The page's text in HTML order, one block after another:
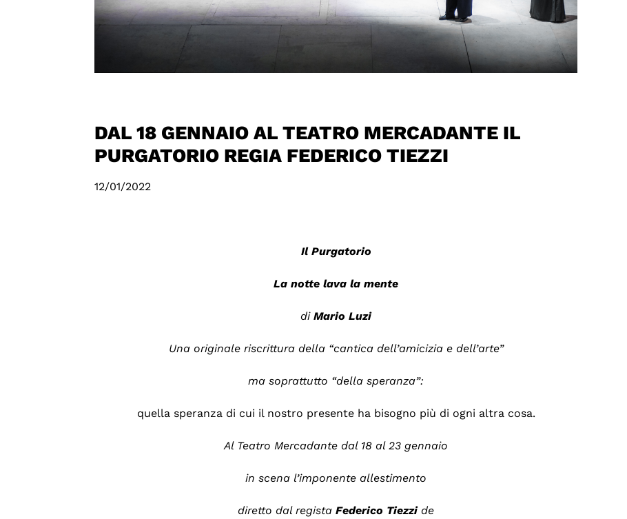
DAL 18 GENNAIO AL TEATRO MERCADANTE IL
PURGATORIO REGIA FEDERICO TIEZZI
12/01/2022
Il Purgatorio
La notte lava la mente
diMario Luzi
Una originale riscrittura della “cantica dell’amicizia e dell’arte”
ma soprattutto “della speranza”:
quella speranza di cui il nostro presente ha bisogno più di ogni altra cosa.
Al Teatro Mercadante dal 18 al 23 gennaio
in scena l’imponente allestimento
diretto dal registaFederico Tiezzide